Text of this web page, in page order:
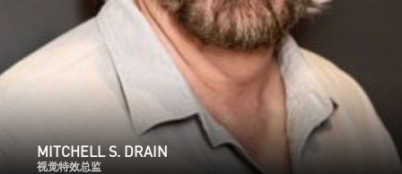
MITCHELL S. DRAIN
视觉特效总监